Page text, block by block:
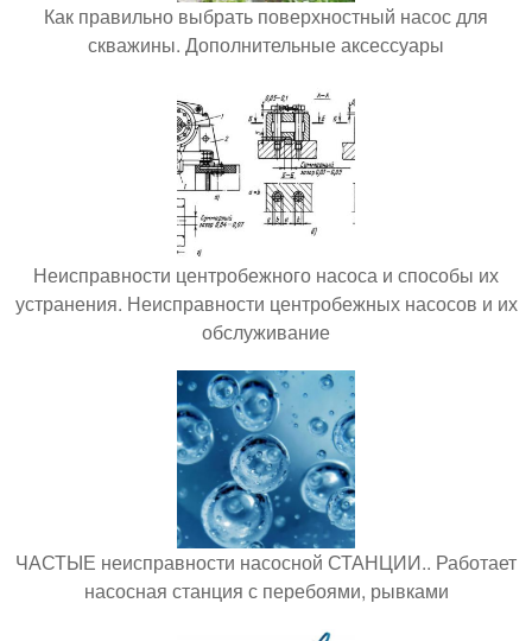
Как правильно выбрать поверхностный насос для
скважины. Дополнительные аксессуары
Неисправности центробежного насоса и способы их
устранения. Неисправности центробежных насосов и их
обслуживание
ЧАСТЫЕ неисправности насосной СТАНЦИИ.. Работает
насосная станция с перебоями, рывками